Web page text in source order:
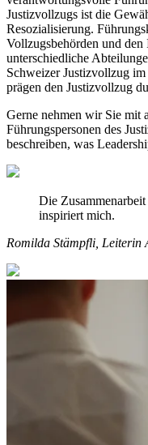
Justizvollzugs ist die
Resozialisierung.
Vollzugsbehörden und den
unterschiedliche
Schweizer Justizvollzug
prägen den Justizvollzug
Gerne nehmen wir Sie mit
Führungspersonen des
beschreiben, was
Die
inspiriert mich.
Romilda Stämpfli, Leiterin